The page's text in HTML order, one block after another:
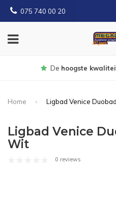
075 740 00 20
Gratis
Home
Ligbad Venice
Ligbad Venice
Wit
0 reviews